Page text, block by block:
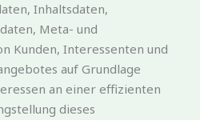
Inhaltsdaten,
Meta- und
Kunden, Interessenten und
auf Grundlage
an einer effizienten
dieses